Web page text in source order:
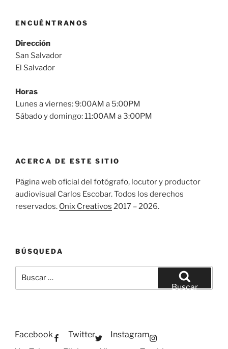
ENCUÉNTRANOS
Dirección
San Salvador
El Salvador
Horas
Lunes a viernes: 9:00AM a 5:00PM
Sábado y domingo: 11:00AM a 3:00PM
ACERCA DE ESTE SITIO
Página web oficial del fotógrafo, locutor y productor
audiovisual Carlos Escobar. Todos los derechos
reservados. Onix Creativos 2017 – 2026.
BÚSQUEDA
por:
Buscar
Facebook Twitter
Instagram